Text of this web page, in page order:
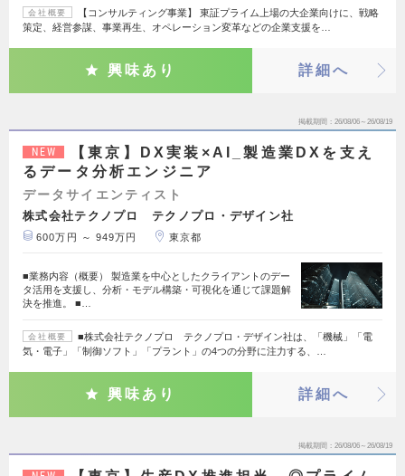
会社概要
【コンサルティング事業】 東証プライム上場の大企業向けに、戦略
策定、経営参謀、事業再生、オペレーション変革などの企業支援を…
興味あり 詳細へ
掲載期間 26/08/06～26/08/19
NEW
【東京】DX実装×AI_製造業DXを支え
るデータ分析エンジニア
データサイエンティスト
株式会社テクノプロ テクノプロ・デザイン社
600万円 ～ 949万円 東京都
■業務内容（概要） 製造業を中心としたクライアントのデー
タ活用を支援し、分析・モデル構築・可視化を通じて課題解
決を推進。 ■…
会社概要
■株式会社テクノプロ テクノプロ・デザイン社は、「機械」「電
気・電子」「制御ソフト」「プラント」の4つの分野に注力する、…
興味あり 詳細へ
掲載期間 26/08/06～26/08/19